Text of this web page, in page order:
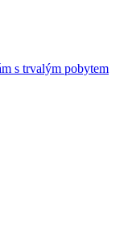
s trvalým pobytem